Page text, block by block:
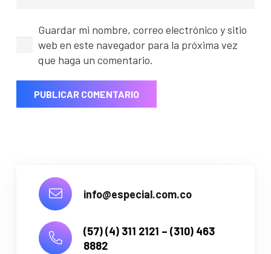
Guardar mi nombre, correo electrónico y sitio
web en este navegador para la próxima vez
que haga un comentario.
PUBLICAR COMENTARIO
info@especial.com.co
(57) (4) 311 2121 – (310) 463
8882